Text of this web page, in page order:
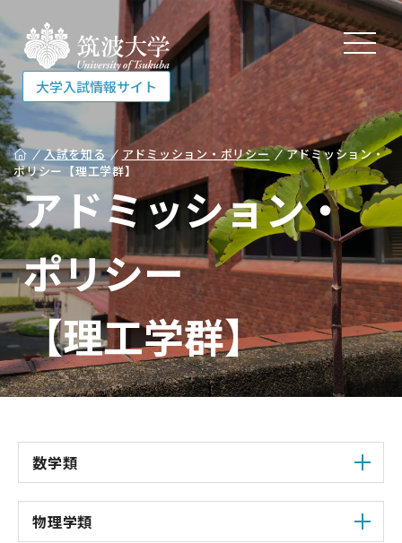
大学入試情報サイト
大学入試情報サイト
入試を知る
受験する
相談する
各種資料
大学を知る
高校教員の方
入試を知る アドミッション・ポリシー
アドミッション・
ポリシー【理工学群】
アドミッション・
ポリシー
【理工学群】
数学類
物理学類